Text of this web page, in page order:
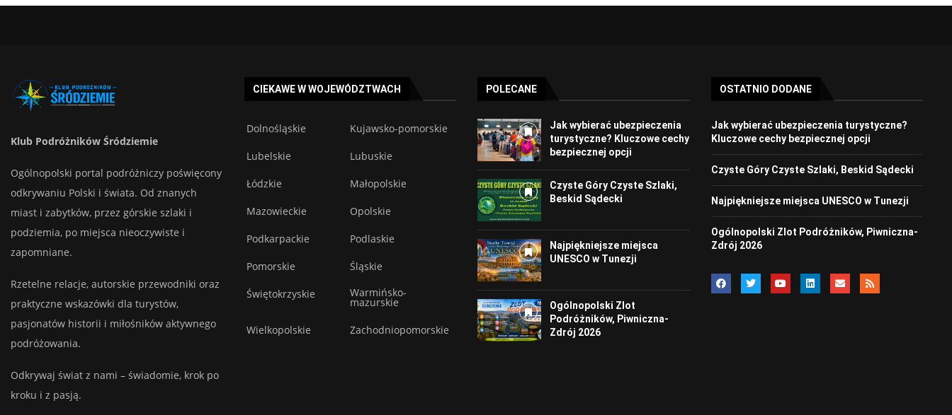
Klub Podróżników Śródziemie
Ogólnopolski portal podróżniczy poświęcony
odkrywaniu Polski i świata. Od znanych
miast i zabytków, przez górskie szlaki i
podziemia, po miejsca nieoczywiste i
zapomniane.
Rzetelne relacje, autorskie przewodniki oraz
praktyczne wskazówki dla turystów,
pasjonatów historii i miłośników aktywnego
podróżowania.
Odkrywaj świat z nami – świadomie, krok po
kroku i z pasją.
CIEKAWE W WOJEWÓDZTWACH
Dolnośląskie Kujawsko-pomorskie
Lubelskie Lubuskie
Łódzkie Małopolskie
Mazowieckie Opolskie
Podkarpackie Podlaskie
Pomorskie Śląskie
Świętokrzyskie Warmińsko-
mazurskie
Wielkopolskie Zachodniopomorskie
POLECANE
Jak wybierać ubezpieczenia
turystyczne? Kluczowe cechy
bezpiecznej opcji
Czyste Góry Czyste Szlaki,
Beskid Sądecki
Najpiękniejsze miejsca
UNESCO w Tunezji
Ogólnopolski Zlot
Podróżników, Piwniczna-
Zdrój 2026
OSTATNIO DODANE
Jak wybierać ubezpieczenia turystyczne?
Kluczowe cechy bezpiecznej opcji
Czyste Góry Czyste Szlaki, Beskid Sądecki
Najpiękniejsze miejsca UNESCO w Tunezji
Ogólnopolski Zlot Podróżników, Piwniczna-
Zdrój 2026